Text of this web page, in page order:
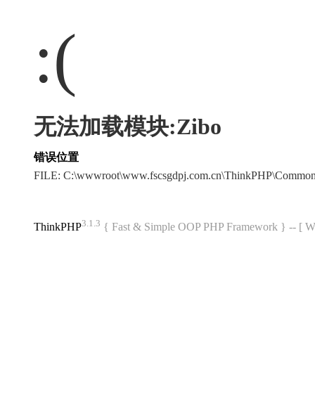
:(
无法加载模块:Zibo
错误位置
FILE:
ThinkPHP3.1.3 { Fast & Simple OOP PHP Framework } -- [